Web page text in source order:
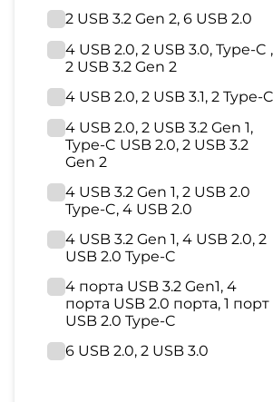
2 USB 3.2 Gen 2, 6 USB 2.0
4 USB 2.0, 2 USB 3.0, Type-C ,
2 USB 3.2 Gen 2
4 USB 2.0, 2 USB 3.1, 2 Type-C
4 USB 2.0, 2 USB 3.2 Gen 1,
Type-C USB 2.0, 2 USB 3.2
Gen 2
4 USB 3.2 Gen 1, 2 USB 2.0
Type-C, 4 USB 2.0
4 USB 3.2 Gen 1, 4 USB 2.0, 2
USB 2.0 Type-C
4 порта USB 3.2 Gen1, 4
порта USB 2.0 порта, 1 порт
USB 2.0 Type-C
6 USB 2.0, 2 USB 3.0